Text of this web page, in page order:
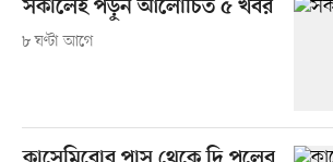
সকালেই পড়ুন আলোচিত ৫ খবর
৮ ঘণ্টা আগে